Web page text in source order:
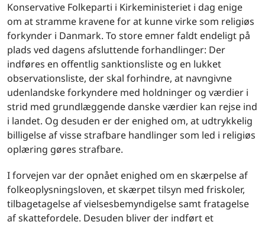
Konservative Folkeparti i Kirkeministeriet i dag enige
om at stramme kravene for at kunne virke som religiøs
forkynder i Danmark. To store emner faldt endeligt på
plads ved dagens afsluttende forhandlinger: Der
indføres en offentlig sanktionsliste og en lukket
observationsliste, der skal forhindre, at navngivne
udenlandske forkyndere med holdninger og værdier i
strid med grundlæggende danske værdier kan rejse ind
i landet. Og desuden er der enighed om, at udtrykkelig
billigelse af visse strafbare handlinger som led i religiøs
oplæring gøres strafbare.
I forvejen var der opnået enighed om en skærpelse af
folkeoplysningsloven, et skærpet tilsyn med friskoler,
tilbagetagelse af vielsesbemyndigelse samt fratagelse
af skattefordele. Desuden bliver der indført et